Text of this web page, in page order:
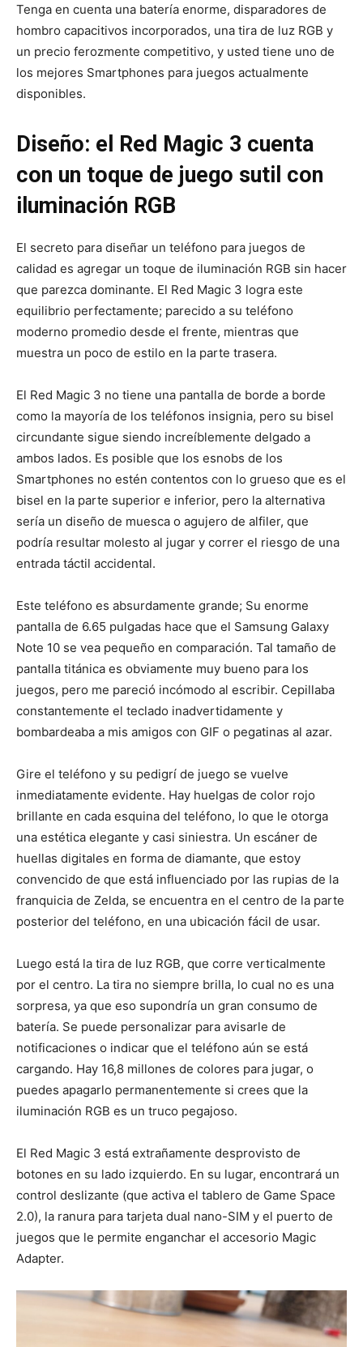
Tenga en cuenta una batería enorme, disparadores de
hombro capacitivos incorporados, una tira de luz RGB y
un precio ferozmente competitivo, y usted tiene uno de
los mejores Smartphones para juegos actualmente
disponibles.
Diseño: el Red Magic 3 cuenta
con un toque de juego sutil con
iluminación RGB
El secreto para diseñar un teléfono para juegos de
calidad es agregar un toque de iluminación RGB sin hacer
que parezca dominante. El Red Magic 3 logra este
equilibrio perfectamente; parecido a su teléfono
moderno promedio desde el frente, mientras que
muestra un poco de estilo en la parte trasera.
El Red Magic 3 no tiene una pantalla de borde a borde
como la mayoría de los teléfonos insignia, pero su bisel
circundante sigue siendo increíblemente delgado a
ambos lados. Es posible que los esnobs de los
Smartphones no estén contentos con lo grueso que es el
bisel en la parte superior e inferior, pero la alternativa
sería un diseño de muesca o agujero de alfiler, que
podría resultar molesto al jugar y correr el riesgo de una
entrada táctil accidental.
Este teléfono es absurdamente grande; Su enorme
pantalla de 6.65 pulgadas hace que el Samsung Galaxy
Note 10 se vea pequeño en comparación. Tal tamaño de
pantalla titánica es obviamente muy bueno para los
juegos, pero me pareció incómodo al escribir. Cepillaba
constantemente el teclado inadvertidamente y
bombardeaba a mis amigos con GIF o pegatinas al azar.
Gire el teléfono y su pedigrí de juego se vuelve
inmediatamente evidente. Hay huelgas de color rojo
brillante en cada esquina del teléfono, lo que le otorga
una estética elegante y casi siniestra. Un escáner de
huellas digitales en forma de diamante, que estoy
convencido de que está influenciado por las rupias de la
franquicia de Zelda, se encuentra en el centro de la parte
posterior del teléfono, en una ubicación fácil de usar.
Luego está la tira de luz RGB, que corre verticalmente
por el centro. La tira no siempre brilla, lo cual no es una
sorpresa, ya que eso supondría un gran consumo de
batería. Se puede personalizar para avisarle de
notificaciones o indicar que el teléfono aún se está
cargando. Hay 16,8 millones de colores para jugar, o
puedes apagarlo permanentemente si crees que la
iluminación RGB es un truco pegajoso.
El Red Magic 3 está extrañamente desprovisto de
botones en su lado izquierdo. En su lugar, encontrará un
control deslizante (que activa el tablero de Game Space
2.0), la ranura para tarjeta dual nano-SIM y el puerto de
juegos que le permite enganchar el accesorio Magic
Adapter.